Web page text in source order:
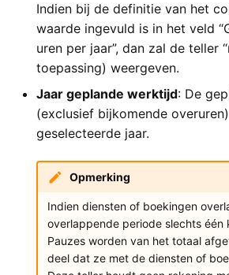
Indien bij de definitie van het
waarde ingevuld is in het veld
uren per jaar”, dan zal de teller
toepassing) weergeven.
Jaar geplande werktijd: De
(exclusief bijkomende
geselecteerde jaar.
Opmerking
Indien diensten of boekingen
overlappende periode slechts één
Pauzes worden van het totaal
deel dat ze met de diensten of